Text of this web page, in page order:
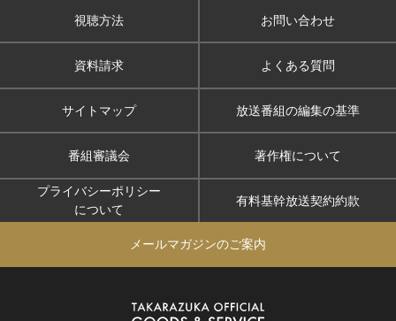
視聴方法 お問い合わせ
資料請求 よくある質問
サイトマップ 放送番組の編集の基準
番組審議会 著作権について
プライバシーポリシー
について
有料基幹放送契約約款
メールマガジンのご案内